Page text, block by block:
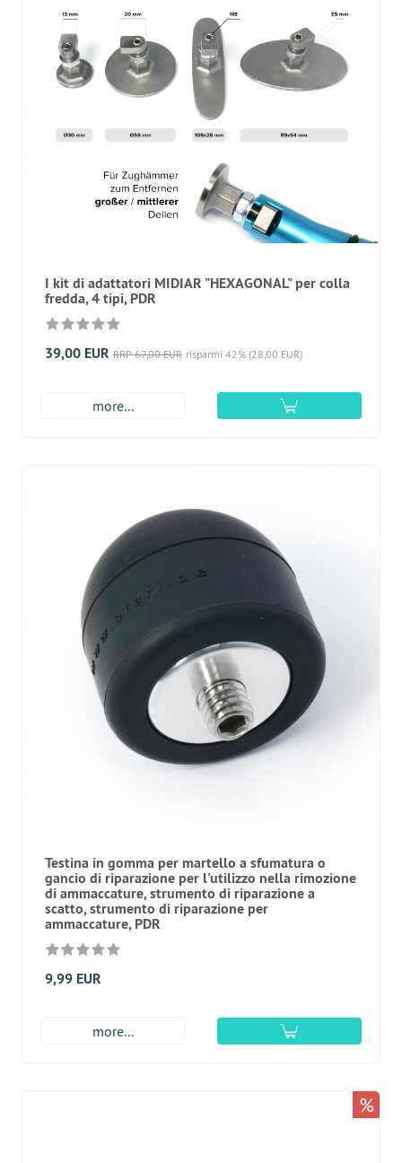
I kit di adattatori MIDIAR "HEXAGONAL" per colla
fredda, 4 tipi, PDR
39,00 EUR RRP 67,00 EUR risparmi 42% (28,00 EUR)
more...
Testina in gomma per martello a sfumatura o
gancio di riparazione per l'utilizzo nella rimozione
di ammaccature, strumento di riparazione a
scatto, strumento di riparazione per
ammaccature, PDR
9,99 EUR
more...
%